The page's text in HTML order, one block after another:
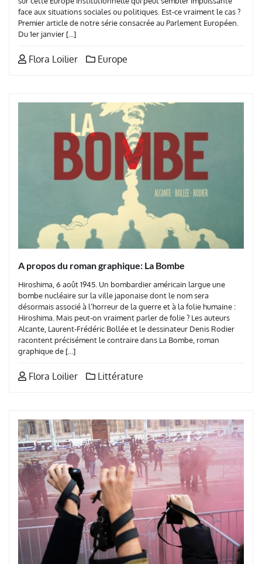
face aux situations sociales ou politiques. Est-ce vraiment le cas ?
Premier article de notre série consacrée au Parlement Européen.
Du 1er janvier […]
Flora Loilier Europe
A propos du roman graphique: La Bombe
Hiroshima, 6 août 1945. Un bombardier américain largue une
bombe nucléaire sur la ville japonaise dont le nom sera
désormais associé à l’horreur de la guerre et à la folie humaine :
Hiroshima. Mais peut-on vraiment parler de folie ? Les auteurs
Alcante, Laurent-Frédéric Bollée et le dessinateur Denis Rodier
racontent précisément le contraire dans La Bombe, roman
graphique de […]
Flora Loilier Littérature